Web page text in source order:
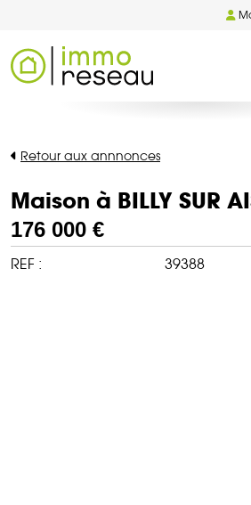
Retour aux annnonces
Maison à BILLY SUR
176 000 €
REF : 39388